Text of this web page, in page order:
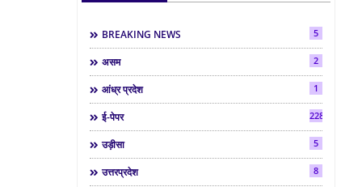
BREAKING NEWS 5
असम 2
आंध्र प्रदेश 1
ई-पेपर 2286
उड़ीसा 5
उत्तरप्रदेश 8